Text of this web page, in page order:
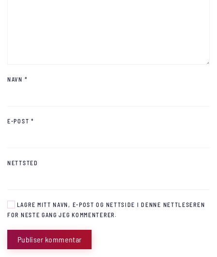
NAVN *
E-POST *
NETTSTED
LAGRE MITT NAVN, E-POST OG NETTSIDE I DENNE NETTLESEREN
FOR NESTE GANG JEG KOMMENTERER.
Publiser kommentar